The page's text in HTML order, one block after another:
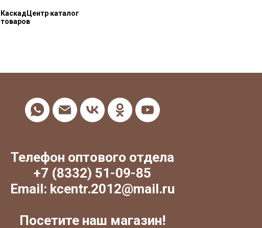
КаскадЦентр каталог
товаров
Телефон оптового отдела
+7 (8332) 51-09-85
Email: kcentr.2012@mail.ru
Посетите наш магазин!